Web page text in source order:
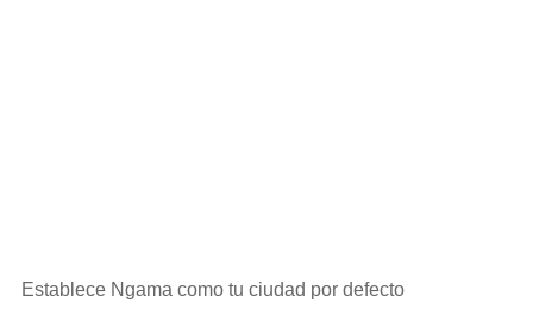
Establece Ngama como tu ciudad por defecto